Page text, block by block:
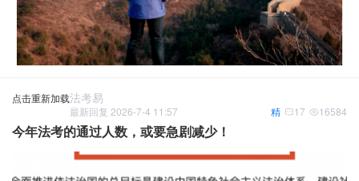
点击重新加载法考易
最新回复 2026-7-4 11:57 16584
17
精
今年法考的通过人数，或要急剧减少！